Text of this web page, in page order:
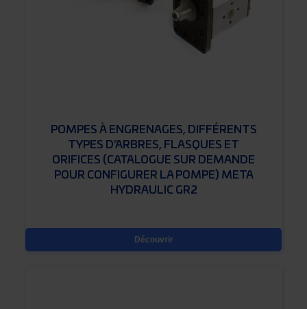
POMPES À ENGRENAGES, DIFFÉRENTS
TYPES D’ARBRES, FLASQUES ET
ORIFICES (CATALOGUE SUR DEMANDE
POUR CONFIGURER LA POMPE) META
HYDRAULIC GR2
Découvrir